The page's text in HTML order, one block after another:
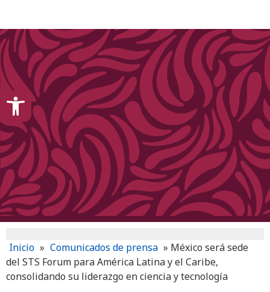
Inicio » Comunicados de prensa » México será sede
del STS Forum para América Latina y el Caribe,
consolidando su liderazgo en ciencia y tecnología
Open toolbar